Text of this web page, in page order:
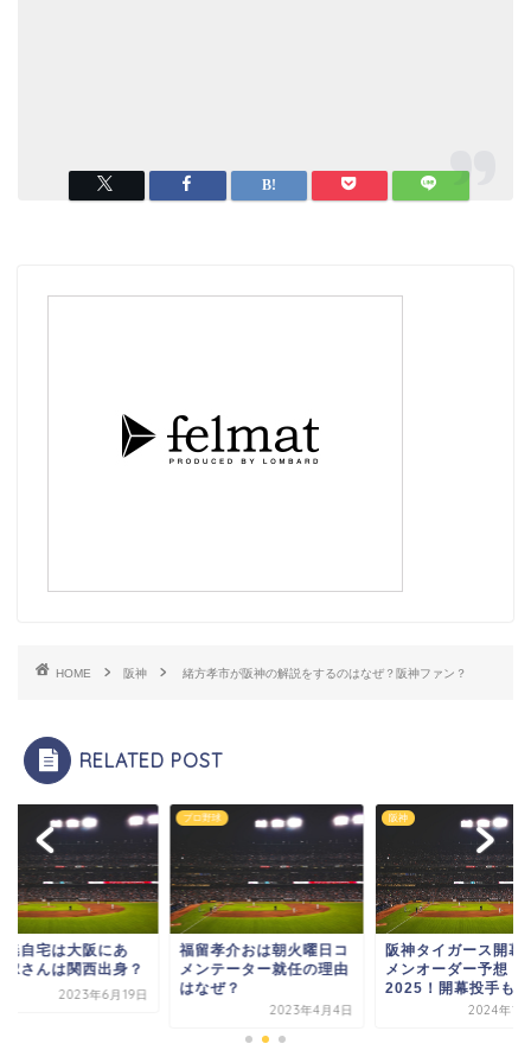
HOME 阪神 緒方孝市が阪神の解説をするのはなぜ？阪神ファン？
RELATED POST
暁自宅は大阪にあ
嫁さんは関西出身？
2023年6月19日
プロ野球
福留孝介おは朝火曜日コ
メンテーター就任の理由
はなぜ？
2023年4月4日
阪神
阪神タイガース開幕
メンオーダー予想
2025！開幕投手も！
2024年12